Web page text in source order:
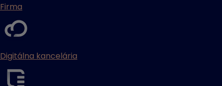
Firma
Digitálna kancelária